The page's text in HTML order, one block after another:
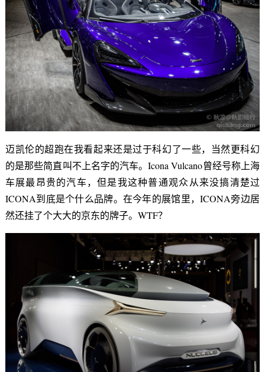
迈凯伦的超跑在我看起来还是过于科幻了一些，当然更科幻
的是那些简直叫不上名字的汽车。Icona Vulcano曾经号称上海
车展最昂贵的汽车，但是我这种普通观众从来没搞清楚过
ICONA到底是个什么品牌。在今年的展馆里，ICONA旁边居
然还挂了个大大的京东的牌子。WTF？